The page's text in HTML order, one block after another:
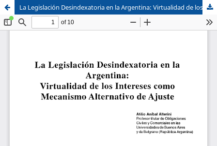
Sistema de
Bibliotecas
Facultad de
Derecho
La Legislación Desindexatoria en la Argentina: Virtualidad de los Intereses como Mecanismo Alternativo de Ajuste